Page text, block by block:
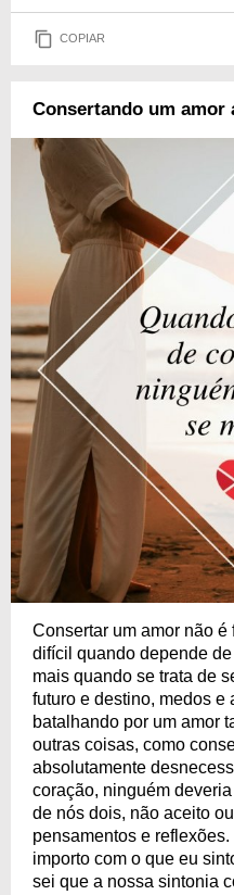
COPIAR
Consertando um amor
Consertar um amor não
difícil quando depende
mais quando se trata de
futuro e destino, medos e
batalhando por um amor
outras coisas, como
absolutamente
coração, ninguém
de nós dois, não aceito
pensamentos e
importo com o que eu
sei que a nossa sintonia